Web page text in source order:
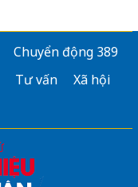
Chuyển động 389
Tư vấn
Xã hội